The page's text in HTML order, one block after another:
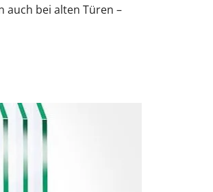
auch bei alten Türen –